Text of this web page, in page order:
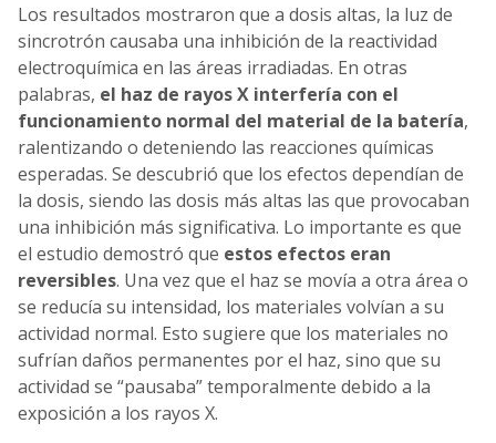
Los resultados mostraron que a dosis altas, la luz de
sincrotrón causaba una inhibición de la reactividad
electroquímica en las áreas irradiadas. En otras
palabras, el haz de rayos X interfería con el
funcionamiento normal del material de la batería,
ralentizando o deteniendo las reacciones químicas
esperadas. Se descubrió que los efectos dependían de
la dosis, siendo las dosis más altas las que provocaban
una inhibición más significativa. Lo importante es que
el estudio demostró que estos efectos eran
reversibles. Una vez que el haz se movía a otra área o
se reducía su intensidad, los materiales volvían a su
actividad normal. Esto sugiere que los materiales no
sufrían daños permanentes por el haz, sino que su
actividad se “pausaba” temporalmente debido a la
exposición a los rayos X.